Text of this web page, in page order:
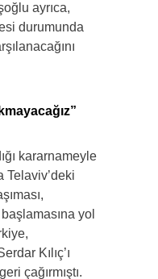
ayrıca,
durumunda
kararnameyle
Telaviv’deki
yol
Kılıç’ı
çağırmıştı.